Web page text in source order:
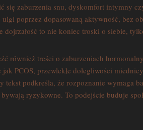
się zaburzenia snu, dyskomfort intymny
poprzez dopasowaną aktywność, bez
dojrzałość to nie koniec troski o siebie,
również treści o zaburzeniach
jak PCOS, przewlekłe dolegliwości
tekst podkreśla, że rozpoznanie wymaga
ryzykowne. To podejście buduje